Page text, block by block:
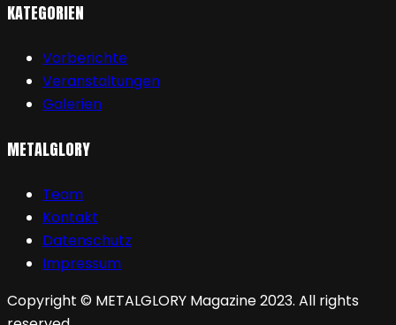
KATEGORIEN
Vorberichte
Veranstaltungen
Galerien
METALGLORY
Team
Kontakt
Datenschutz
Impressum
Copyright © METALGLORY Magazine 2023. All rights